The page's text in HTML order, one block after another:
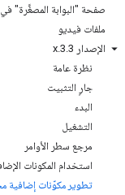
صفحة "البوابة المصغَّرة" في Edge
ملفات فيديو
الإصدار 3
.3
.
x
نظرة عامة
جارٍ التثبيت
البدء
التشغيل
مرجع سطر الأوامر
استخدام المكونات
تطوير مكوّنات